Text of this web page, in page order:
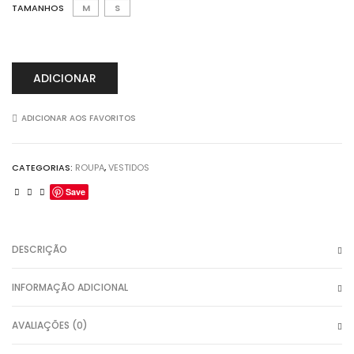
TAMANHOS M S
ADICIONAR
ADICIONAR AOS FAVORITOS
CATEGORIAS: ROUPA,VESTIDOS
Save
DESCRIÇÃO
INFORMAÇÃO ADICIONAL
AVALIAÇÕES (0)